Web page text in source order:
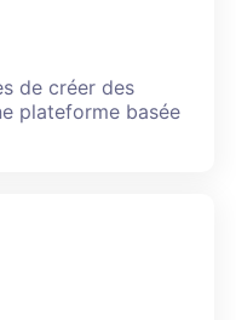
de créer des
plateforme basée